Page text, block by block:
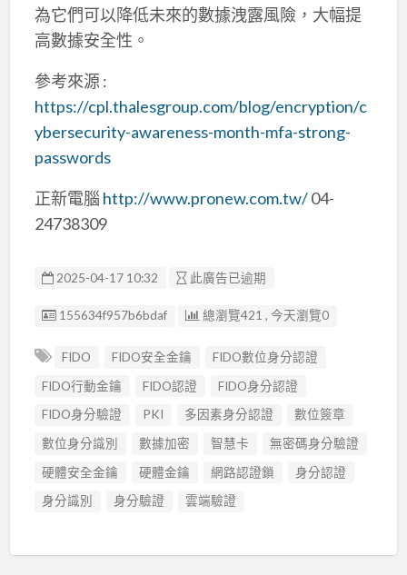
為它們可以降低未來的數據洩露風險，大幅提
高數據安全性。
參考來源 :
https://cpl.thalesgroup.com/blog/encryption/c
ybersecurity-awareness-month-mfa-strong-
passwords
正新電腦 http://www.pronew.com.tw/04-
24738309
2025-04-17 10:32 此廣告已逾期
廣告编號
155634f957b6bdaf 總瀏覽421 , 今天瀏覽0
FIDO FIDO安全金鑰
FIDO數位身分認證
FIDO行動金鑰
FIDO認證
FIDO身分認證
FIDO身分驗證
PKI 多因素身分認證
數位簽章
數位身分識別
數據加密 智慧卡
無密碼身分驗證
硬體安全金鑰
硬體金鑰 網路認證鎖
身分認證
身分識別
身分驗證 雲端驗證